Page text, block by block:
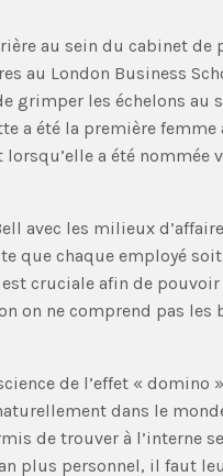
au sein du cabinet de
au London Business
grimper les échelons au
a été la première femme
a été nommée
avec les milieux
que chaque employé
cruciale afin de pouvoir
on ne comprend pas les
de l’effet « domino
dans le
de trouver à l’interne
plus personnel, il faut